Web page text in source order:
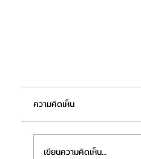
ความคิดเห็น
เขียนความคิดเห็น…